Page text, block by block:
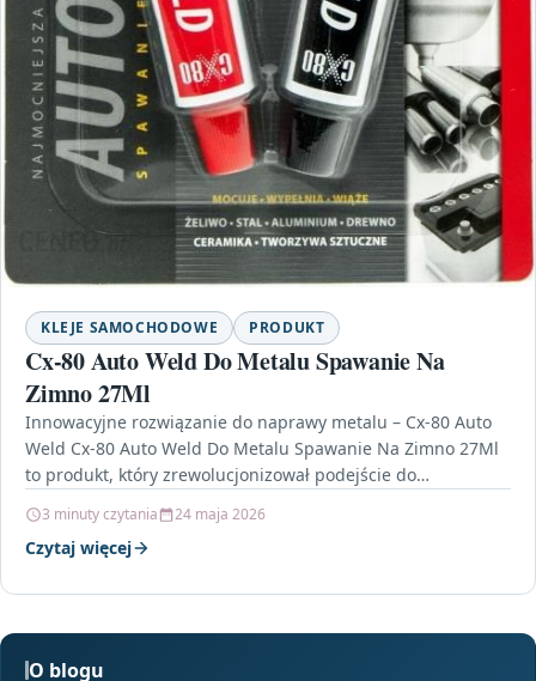
KLEJE SAMOCHODOWE PRODUKT
Cx-80 Auto Weld Do Metalu Spawanie Na
Zimno 27Ml
Innowacyjne rozwiązanie do naprawy metalu – Cx-80 Auto
Weld Cx-80 Auto Weld Do Metalu Spawanie Na Zimno 27Ml
to produkt, który zrewolucjonizował podejście do…
3 minuty czytania 24 maja 2026
Czytaj więcej
O blogu